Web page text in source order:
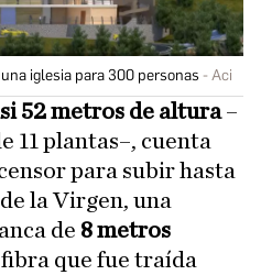
iglesia para 300 personas Aci
52 metros de altura–
11 plantas–, cuenta
para subir hasta
la Virgen, una
de 8 metros
que fue traída